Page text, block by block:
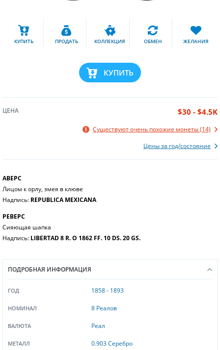
КУПИТЬ ПРОДАТЬ КОЛЛЕКЦИЯ ОБМЕН ЖЕЛАНИЯ
КУПИТЬ
ЦЕНА $30 - $4.5K
Существуют очень похожие монеты (14)
Цены за год/состояние
АВЕРС
Лицом к орлу, змея в клюве
Надпись: REPUBLICA MEXICANA
РЕВЕРС
Сияющая шапка
Надпись: LIBERTAD 8 R. O 1862 FF. 10 DS. 20 GS.
ПОДРОБНАЯ ИНФОРМАЦИЯ
ГОД 1858- 1893
НОМИНАЛ 8 Реалов
ВАЛЮТА Реал
МЕТАЛЛ 0.903 Серебро